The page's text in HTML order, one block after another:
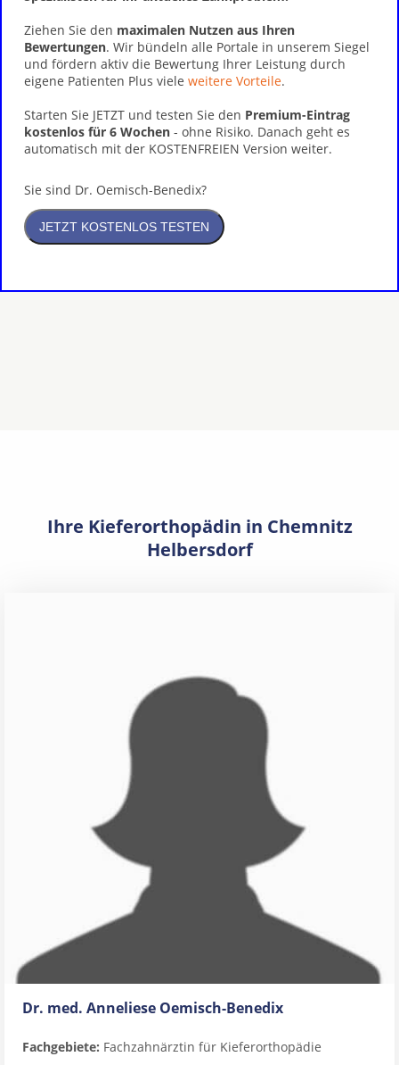
Ziehen Sie den maximalen Nutzen aus Ihren
Bewertungen. Wir bündeln alle Portale in unserem Siegel
und fördern aktiv die Bewertung Ihrer Leistung durch
eigene Patienten Plus viele weitere Vorteile.
Starten Sie JETZT und testen Sie den Premium-Eintrag
kostenlos für 6 Wochen - ohne Risiko. Danach geht es
automatisch mit der KOSTENFREIEN Version weiter.
Sie sind Dr. Oemisch-Benedix?
Ihre Kieferorthopädin in Chemnitz
Helbersdorf
Dr. med. Anneliese Oemisch-Benedix
Fachgebiete: Fachzahnärztin für Kieferorthopädie